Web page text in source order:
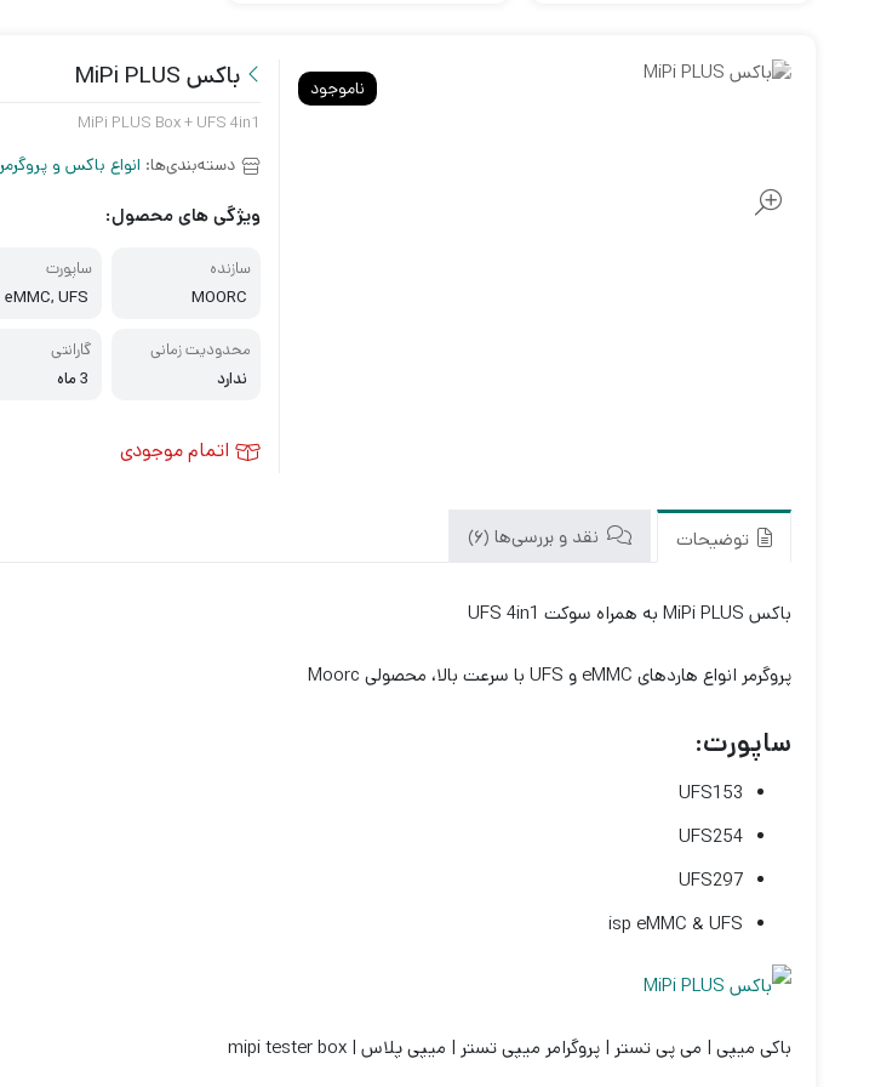
ناموجود باکس MiPi PLUS
MiPi PLUS Box + UFS 4in1
دسته‌بندی‌ها: انواع باکس و پروگرمر
ویژگی های محصول:
سازنده
MOORC
ساپورت
eMMC, UFS
محدودیت زمانی
ندارد
گارانتی
3 ماه
اتمام موجودی
توضیحات نقد و بررسی‌ها (6)
باکس MiPi PLUS به همراه سوکت UFS 4in1
پروگرمر انواع هاردهای eMMC و UFS با سرعت بالا، محصولی Moorc
ساپورت:
UFS153
UFS254
UFS297
isp eMMC & UFS
باکی میپی | می پی تستر | پروگرامر میپی تستر | میپی پلاس | mipi tester box